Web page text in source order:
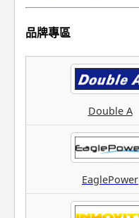
品牌專區
Double A
EaglePower